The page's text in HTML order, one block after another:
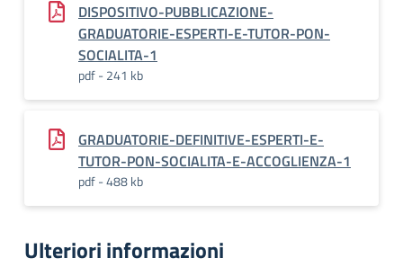
DISPOSITIVO-PUBBLICAZIONE-
GRADUATORIE-ESPERTI-E-TUTOR-PON-
SOCIALITA-1
pdf - 241 kb
GRADUATORIE-DEFINITIVE-ESPERTI-E-
TUTOR-PON-SOCIALITA-E-ACCOGLIENZA-1
pdf - 488 kb
Ulteriori informazioni